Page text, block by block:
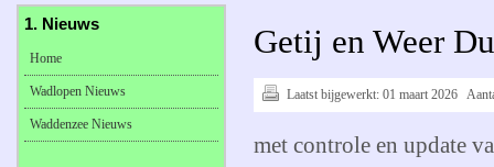
Getij en Weer
Laatst bijgewerkt: 01 maart 2026
met controle en update
1. Nieuws
Home
Wadlopen Nieuws
Waddenzee Nieuws